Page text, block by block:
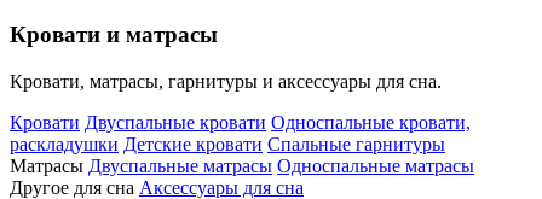
Кровати и матрасы
Кровати, матрасы, гарнитуры и аксессуары для сна.
Кровати Двуспальные кровати Односпальные кровати,
раскладушки Детские кровати Спальные гарнитуры
Матрасы Двуспальные матрасы Односпальные матрасы
Другое для сна Аксессуары для сна